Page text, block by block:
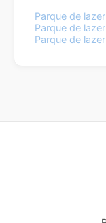
Parque de
Parque de
Parque de